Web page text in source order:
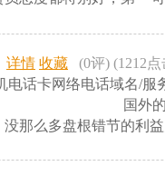
详情 收藏 (0评) (1212点
电话卡网络电话域名/
略 国外的VoIP服
没那么多盘根错节的利